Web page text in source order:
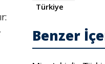
Türkiye
Benzer